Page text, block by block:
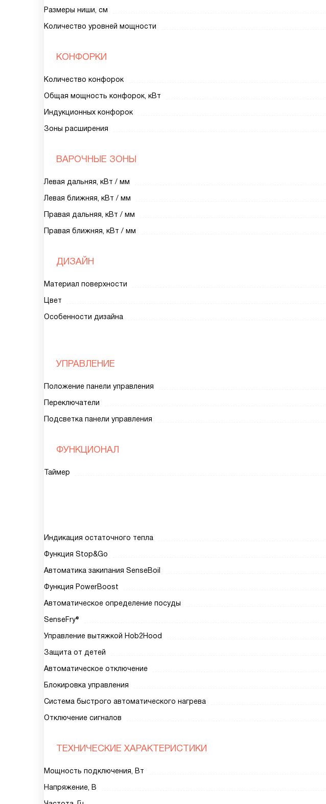
Размеры ниши, см
Количество уровней мощности
КОНФОРКИ
Количество конфорок
Общая мощность конфорок, кВт
Индукционных конфорок
Зоны расширения
ВАРОЧНЫЕ ЗОНЫ
Левая дальняя, кВт / мм
Левая ближняя, кВт / мм
Правая дальняя, кВт / мм
Правая ближняя, кВт / мм
ДИЗАЙН
Материал поверхности
Цвет
Особенности дизайна
УПРАВЛЕНИЕ
Положение панели управления
Переключатели
Подсветка панели управления
ФУНКЦИОНАЛ
Таймер
Индикация остаточного тепла
Функция Stop&Go
Автоматика закипания SenseBoil
Функция PowerBoost
Автоматическое определение посуды
SenseFry®
Управление вытяжкой Hob2Hood
Защита от детей
Автоматическое отключение
Блокировка управления
Система быстрого автоматического нагрева
Отключение сигналов
ТЕХНИЧЕСКИЕ ХАРАКТЕРИСТИКИ
Мощность подключения, Вт
Напряжение, В